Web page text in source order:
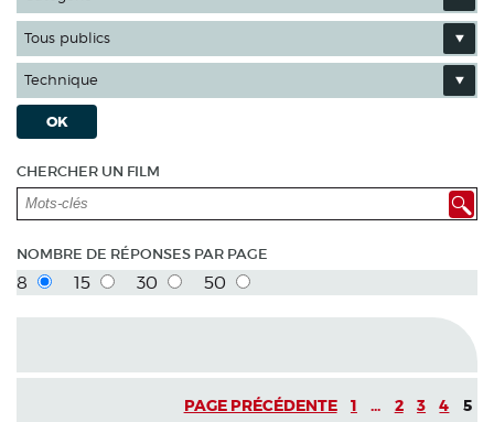
Tous publics
Technique
OK
CHERCHER UN FILM
NOMBRE DE RÉPONSES PAR PAGE
8 15 30 50
PAGE PRÉCÉDENTE 1 ... 2 3 4 5